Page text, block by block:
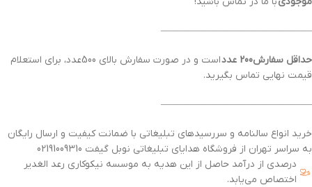
———————————————–
حداقل سفارش200 عدد
است و در صورت سفارش بالای 500عدد، برای استعلام
قیمت نهایی تماس بگیرید.
———————————————–
خرید انواع سالنامه و سررسیدهای تبلیغاتی با ضمانت کیفیت و ارسال رایگان
به سراسر تهران از فروشگاه هدایای تبلیغاتی نوبل گیفت 02191009310
درصدی از درآمد حاصل از این هدیه به موسسه نیکوکاری رعد الغدیر
اختصاص می‌یابد.